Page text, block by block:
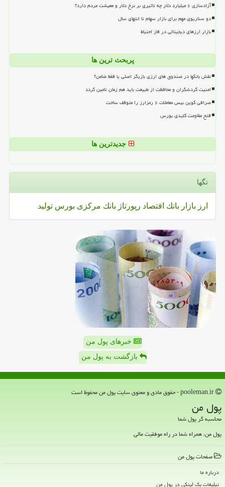
آزادسازی ۶ میلیارد دلار چه تاثیری بر نرخ دلار و معیشت مردم دارد؟
دو سناریوی مهم برای بازار سهام تا انتهای سال
بازار ارزهای دیجیتالی در فاز احتیاط
پربحث ترین ها
نقش بانکها در صندوق های ارزی بازیگر اصلی یا فقط ضامن؟
امنیت گردشگران و محافظت از طبیعت باید هم زمان تامین گردد
صرافی کوین بیس معاملات ۶ رمزارز را متوقف ساخت
فتح مقاومت کلیدی بورس
جدیدترین ها
تگها
ارز بازار بانك اقتصاد رپورتاژ بانك مركزی بورس تولید
خبرهای پول من
بازگشت به پول من
پول من
محاسبه گر پول شما
پول من، همراه شما در راه موفقیت مالی
صفحات پول من
درباره ما
تبلیغات بک لینکی در پول من